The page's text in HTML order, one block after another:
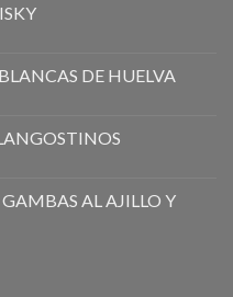
DE HUELVA
AL AJILLO Y